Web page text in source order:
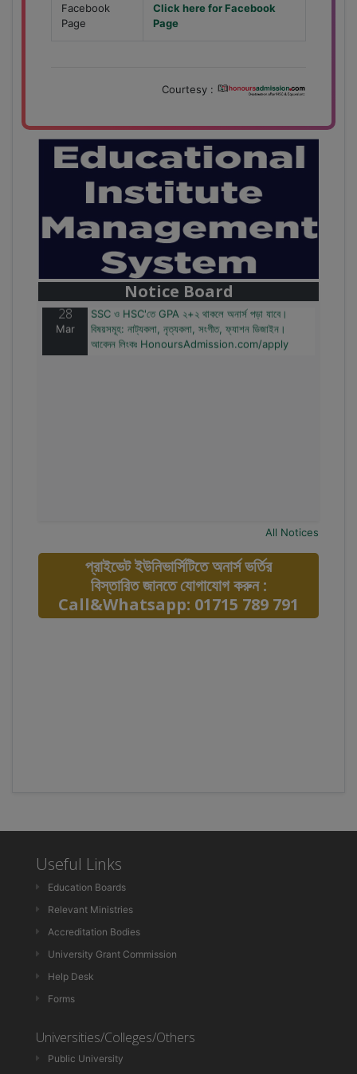
Facebook
Page
Click here for Facebook
Page
Courtesy :
Notice Board
বাজেটের মধ্যে প্রাইভেট ইউনিভার্সিটিতে অনার্স পড়ার সুযোগ।
২০টির অধিক বিষয়, ৪ বছরে মোট খরচ ২ লক্ষ থেকে ৫ লক্ষ টাকা।
আবেদন লিংকঃ HonoursAdmission.com/apply
28
Mar
SSC ও HSC'তে GPA ২+২ থাকলে অনার্স পড়া যাবে।
বিষয়সমূহ: নাট্যকলা, নৃত্যকলা, সংগীত, ফ্যাশন ডিজাইন।
আবেদন লিংকঃ HonoursAdmission.com/apply
All Notices
প্রাইভেট ইউনিভার্সিটিতে অনার্স ভর্তির
বিস্তারিত জানতে যোগাযোগ করুন :
Call&Whatsapp: 01715 789 791
Useful Links
Education Boards
Relevant Ministries
Accreditation Bodies
University Grant Commission
Help Desk
Forms
Universities/Colleges/Others
Public University